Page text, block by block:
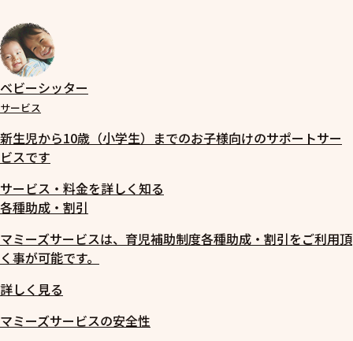
ベビーシッター
サービス
新生児から10歳（小学生）までのお子様向けのサポートサー
ビスです
サービス・料金を詳しく知る
各種助成・割引
マミーズサービスは、育児補助制度各種助成・割引をご利用頂
く事が可能です。
詳しく見る
マミーズサービスの安全性